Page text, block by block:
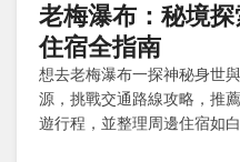
老梅瀑布：秘境
住宿全指南
想去老梅瀑布一探神秘身世
源，挑戰交通路線攻略，推
遊行程，並整理周邊住宿如